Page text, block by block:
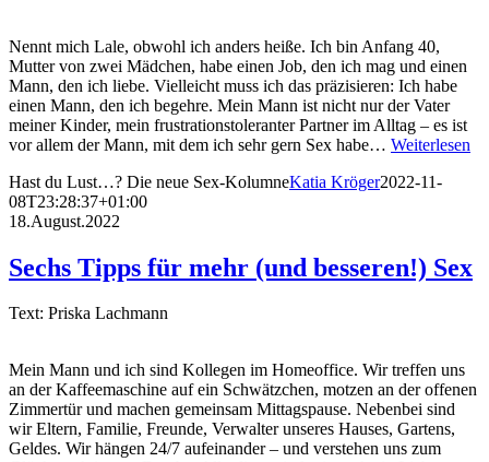
Nennt mich Lale, obwohl ich anders heiße. Ich bin Anfang 40,
Mutter von zwei Mädchen, habe einen Job, den ich mag und einen
Mann, den ich liebe. Vielleicht muss ich das präzisieren: Ich habe
einen Mann, den ich begehre. Mein Mann ist nicht nur der Vater
meiner Kinder, mein frustrationstoleranter Partner im Alltag – es ist
vor allem der Mann, mit dem ich sehr gern Sex habe… Weiterlesen
Hast du Lust…? Die neue Sex-KolumneKatia Kröger2022-11-
08T23:28:37+01:00
18.August.2022
Sechs Tipps für mehr (und besseren!) Sex
Text: Priska Lachmann
Mein Mann und ich sind Kollegen im Homeoffice. Wir treffen uns
an der Kaffeemaschine auf ein Schwätzchen, motzen an der offenen
Zimmertür und machen gemeinsam Mittagspause. Nebenbei sind
wir Eltern, Familie, Freunde, Verwalter unseres Hauses, Gartens,
Geldes. Wir hängen 24/7 aufeinander – und verstehen uns zum